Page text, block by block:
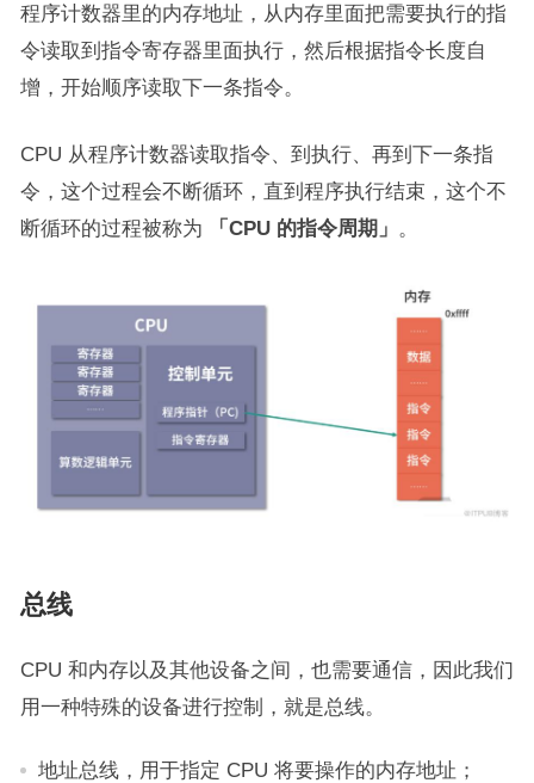
程序计数器里的内存地址，从内存里面把需要执行的指
令读取到指令寄存器里面执行，然后根据指令长度自
增，开始顺序读取下一条指令。
CPU 从程序计数器读取指令、到执行、再到下一条指
令，这个过程会不断循环，直到程序执行结束，这个不
断循环的过程被称为
「CPU 的指令周期」 。
总线
CPU 和内存以及其他设备之间，也需要通信，因此我们
用一种特殊的设备进行控制，就是总线。
地址总线，用于指定 CPU 将要操作的内存地址；